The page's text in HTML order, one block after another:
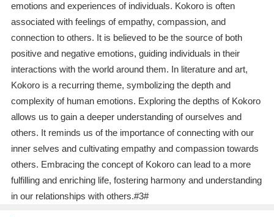
emotions and experiences of individuals. Kokoro is often
associated with feelings of empathy, compassion, and
connection to others. It is believed to be the source of both
positive and negative emotions, guiding individuals in their
interactions with the world around them. In literature and art,
Kokoro is a recurring theme, symbolizing the depth and
complexity of human emotions. Exploring the depths of Kokoro
allows us to gain a deeper understanding of ourselves and
others. It reminds us of the importance of connecting with our
inner selves and cultivating empathy and compassion towards
others. Embracing the concept of Kokoro can lead to a more
fulfilling and enriching life, fostering harmony and understanding
in our relationships with others.#3#